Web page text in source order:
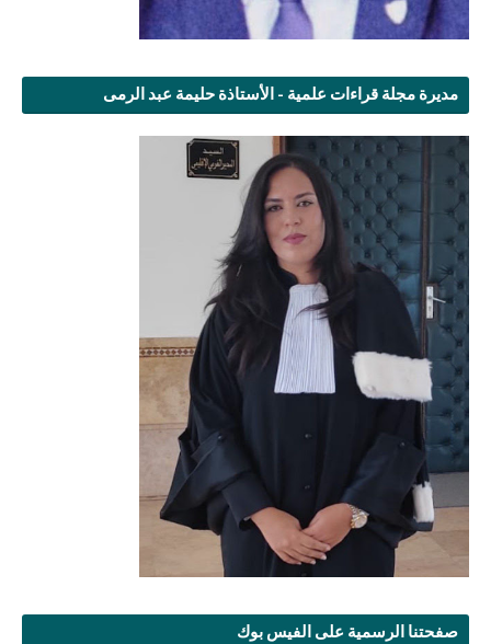
مديرة مجلة قراءات علمية - الأستاذة حليمة عبد الرمى
صفحتنا الرسمية على الفيس بوك